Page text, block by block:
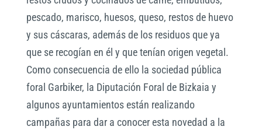
pescado, marisco, huesos, queso, restos de huevo
y sus cáscaras, además de los residuos que ya
que se recogían en él y que tenían origen vegetal.
Como consecuencia de ello la sociedad pública
foral Garbiker, la Diputación Foral de Bizkaia y
algunos ayuntamientos están realizando
campañas para dar a conocer esta novedad a la